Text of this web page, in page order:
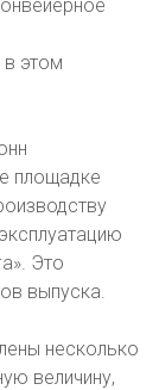
этом
площадке
Это
выпуска.
несколько
величину,